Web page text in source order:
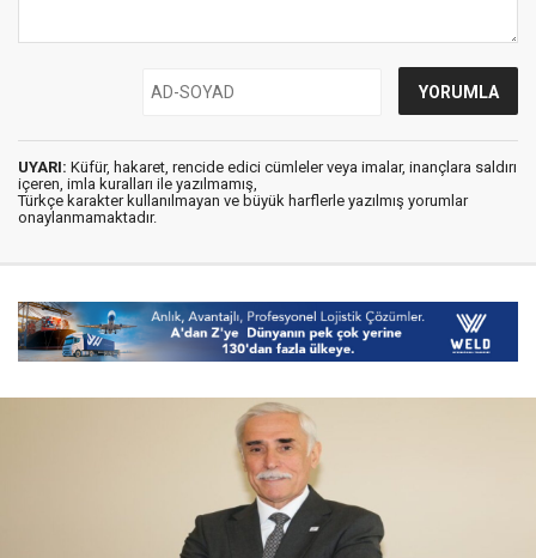
UYARI: Küfür, hakaret, rencide edici cümleler veya imalar, inançlara saldırı
içeren, imla kuralları ile yazılmamış,
Türkçe karakter kullanılmayan ve büyük harflerle yazılmış yorumlar
onaylanmamaktadır.